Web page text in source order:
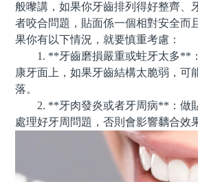
般嚟講，如果你牙齒排列得好整齊、
者咬合問題，貼面係一個相對安全而
果你有以下情況，就要慎重考慮：
1. **牙齒磨損嚴重或蛀牙太多**
康牙面上，如果牙齒結構太脆弱，可
落。
2. **牙肉發炎或者牙周病**：做
處理好牙周問題，否則會影響黐合效